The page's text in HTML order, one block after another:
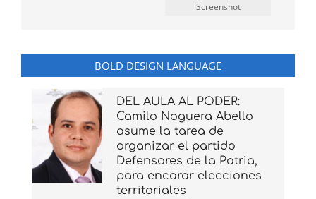
Screenshot
BOLD DESIGN LANGUAGE
DEL AULA AL PODER:
Camilo Noguera Abello
asume la tarea de
organizar el partido
Defensores de la Patria,
para encarar elecciones
territoriales